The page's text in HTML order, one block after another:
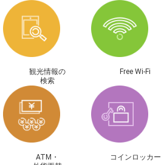
観光情報の
検索
Free Wi-Fi
ATM・
コインロッカー